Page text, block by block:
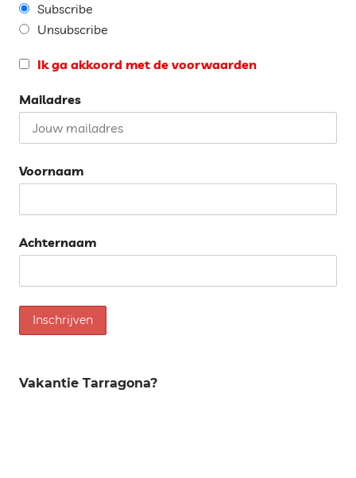
Subscribe
Unsubscribe
Ik ga akkoord met de voorwaarden
Mailadres
Voornaam
Achternaam
Vakantie Tarragona?